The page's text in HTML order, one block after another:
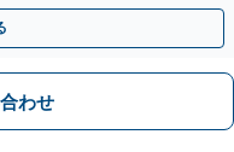
無料】
わせ